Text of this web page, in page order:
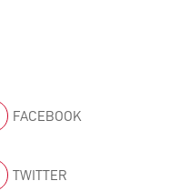
FACEBOOK
TWITTER